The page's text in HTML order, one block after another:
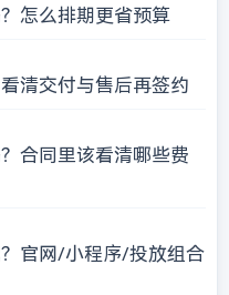
怎么排期更省预算
清交付与售后再签约
合同里该看清哪些费
官网/小程序/投放组合